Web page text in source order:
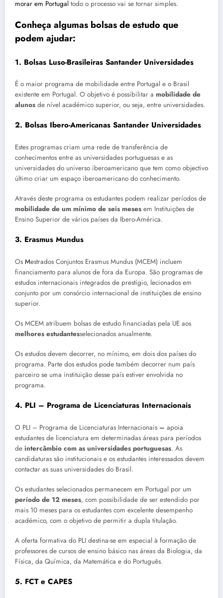
morar em Portugal todo o processo vai se tornar simples.
Conheça algumas bolsas de estudo que
podem ajudar:
1. Bolsas Luso-Brasileiras Santander Universidades
É o maior programa de mobilidade entre Portugal e o Brasil
existente em Portugal. O objetivo é possibilitar a mobilidade de
alunos de nível académico superior, ou seja, entre universidades.
2. Bolsas Ibero-Americanas Santander Universidades
Estes programas criam uma rede de transferência de
conhecimentos entre as universidades portuguesas e as
universidades do universo iberoamericano que tem como objectivo
último criar um espaço iberoamericano do conhecimento.
Através deste programa os estudantes podem realizar períodos de
mobilidade de um mínimo de seis meses em Instituições de
Ensino Superior de vários países da Ibero-América.
3. Erasmus Mundus
Os Mestrados Conjuntos Erasmus Mundus (MCEM) incluem
financiamento para alunos de fora da Europa. São programas de
estudos internacionais integrados de prestígio, lecionados em
conjunto por um consórcio internacional de instituições de ensino
superior.
Os MCEM atribuem bolsas de estudo financiadas pela UE aos
melhores estudantesselecionados anualmente.
Os estudos devem decorrer, no mínimo, em dois dos países do
programa. Parte dos estudos pode também decorrer num país
parceiro se uma instituição desse país estiver envolvida no
programa.
4. PLI – Programa de Licenciaturas Internacionais
O PLI – Programa de Licenciaturas Internacionais – apoia
estudantes de licenciatura em determinadas áreas para períodos
de intercâmbio com as universidades portuguesas. As
candidaturas são institucionais e os estudantes interessados devem
contactar as suas universidades do Brasil.
Os estudantes selecionados permanecem em Portugal por um
período de 12 meses, com possibilidade de ser estendido por
mais 10 meses para os estudantes com excelente desempenho
académico, com o objetivo de permitir a dupla titulação.
A oferta formativa do PLI destina-se em especial à formação de
professores de cursos de ensino básico nas áreas da Biologia, da
Física, da Química, da Matemática e do Português.
5. FCT e CAPES